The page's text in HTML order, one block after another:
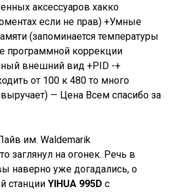
аксессуаров хакко
если не прав) +Умные
(запоминается температуры
программной коррекции
внешний вид +PID -+
от 100 к 480 то много
выручает) — Цена Всем спасибо за
им. Waldemarik
заглянул на огонек. Речь в
наверно уже догадались, о
станцииYIHUA 995D с